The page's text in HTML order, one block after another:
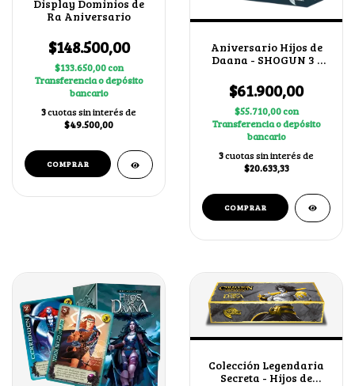
Display Dominios de
Ra Aniversario
$148.500,00
$133.650,00con
Transferencia o depósito
bancario
3cuotas sin interés de
$49.500,00
Aniversario Hijos de
Daana - SHOGUN 3 -
Japonés
$61.900,00
$55.710,00con
Transferencia o depósito
bancario
3cuotas sin interés de
$20.633,33
Colección Legendaria
Secreta - Hijos de